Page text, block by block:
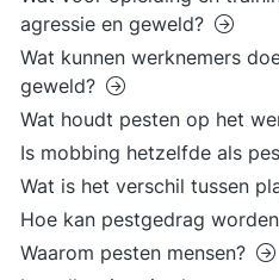
agressie en geweld?
Wat kunnen werknemers
geweld?
Wat houdt pesten op het
Is mobbing hetzelfde als
Wat is het verschil tussen
Hoe kan pestgedrag
Waarom pesten mensen?